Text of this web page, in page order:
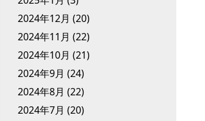
2024年12月 (20)
2024年11月 (22)
2024年10月 (21)
2024年9月 (24)
2024年8月 (22)
2024年7月 (20)